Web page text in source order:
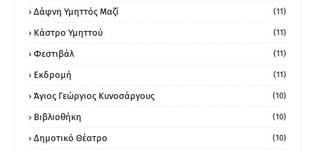
Δάφνη Υμηττός Μαζί (11)
Κάστρο Υμηττού (11)
Φεστιβάλ (11)
Εκδρομή (11)
Άγιος Γεώργιος Κυνοσάργους (10)
Βιβλιοθήκη (10)
Δημοτικό Θέατρο (10)